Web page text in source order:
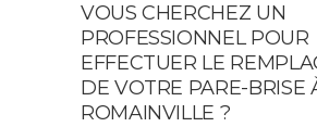
VOUS CHERCHEZ UN
PROFESSIONNEL POUR
EFFECTUER LE
DE VOTRE PARE-BRISE
ROMAINVILLE ?